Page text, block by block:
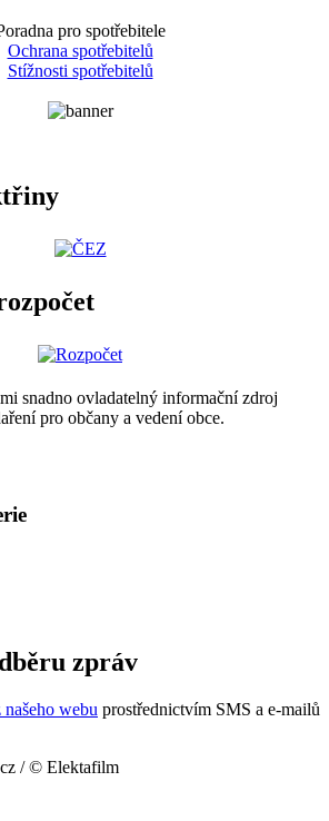
pro spotřebitele
Ochrana spotřebitelů
Stížnosti spotřebitelů
snadno ovladatelný informační zdroj
pro občany a vedení obce.
zpráv
webu prostřednictvím SMS a e-mailů
/ © Elektafilm